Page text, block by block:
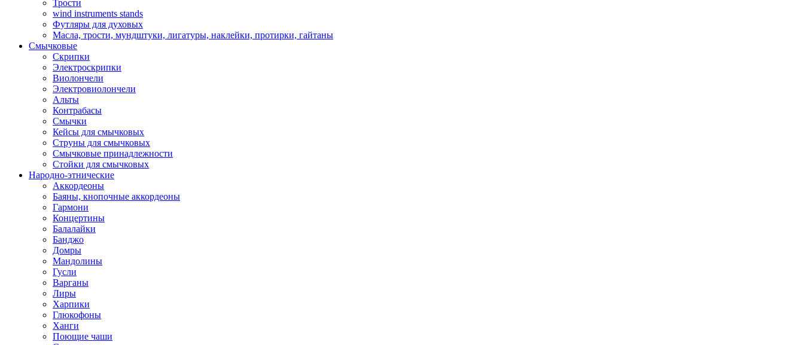
Трости
wind instruments stands
Футляры для духовых
Масла, трости, мундштуки, лигатуры, наклейки, протирки, гайтаны
Смычковые
Скрипки
Электроскрипки
Виолончели
Электровиолончели
Альты
Контрабасы
Смычки
Кейсы для смычковых
Струны для смычковых
Смычковые принадлежности
Стойки для смычковых
Народно-этнические
Аккордеоны
Баяны, кнопочные аккордеоны
Гармони
Концертины
Балалайки
Банджо
Домры
Мандолины
Гусли
Варганы
Лиры
Харпики
Глюкофоны
Ханги
Поющие чаши